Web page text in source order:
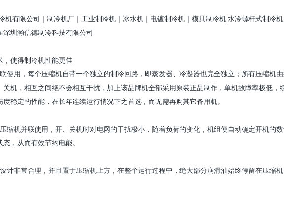
机有限公司｜ 制冷机厂｜工业制冷机 ｜冰水机｜电镀制冷机 ｜模具制冷机 水冷螺杆式制冷机
深圳 瀚信德制冷科技有限公司
，使得制冷机性能更佳
使用，每个压缩机自带一个独立的制冷回路，即蒸发器、冷凝器也完全独立；所有压缩机
机，相互之间绝不会相互干扰，加上该品牌机全部采用原装正品制作，单机故障率极低，
度稳定的性能，在长年连续运行情况下之首选，而无需再购其它备用机。
缩机并联使用，开、关机时对电网的干扰极小，随着负荷的变化，机组便自动确定开机的数
，从而有效节约电能。
计非常合理，并且置于压缩机上方，在整个运行过程中，绝大部分润滑油始终停留在压缩机